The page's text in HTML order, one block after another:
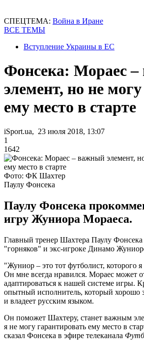
СПЕЦТЕМА: Война в Иране
ВСЕ ТЕМЫ
Вступление Украины в ЕС
Фонсека: Мораес
элемент, но не
ему место в старте
iSport.ua, 23 июля 2018, 13:07
1
1642
Фото: ФК Шахтер
Паулу Фонсека
Паулу Фонсека
игру Жуниора Мораеса.
Главный тренер Шахтера Паулу Фонсека
"горняков" и экс-игроке Динамо
"Жуниор – это тот футболист, которого
Он мне всегда нравился. Мораес может
адаптироваться к нашей системе игры.
опытный исполнитель, который хорошо
и владеет русским языком.
Он поможет Шахтеру, станет важным
я не могу гарантировать ему место в
сказал Фонсека в эфире телеканала